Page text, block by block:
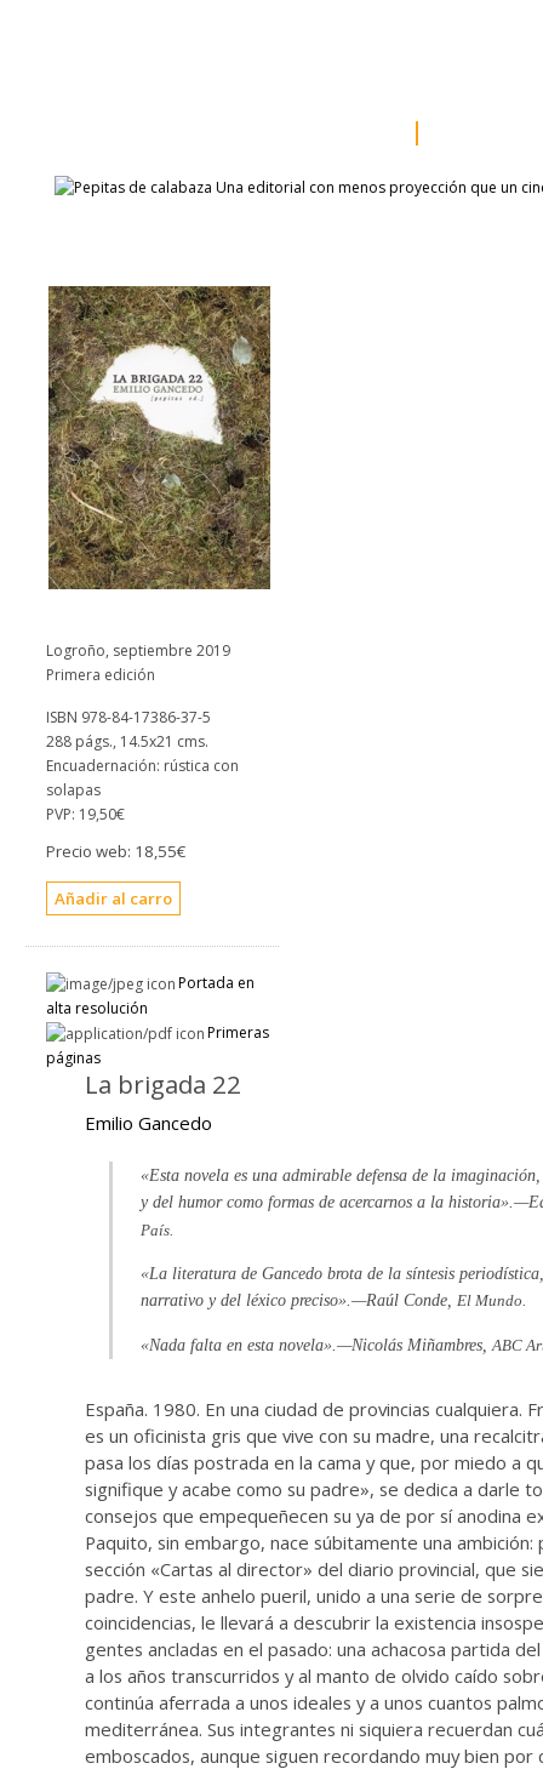
Logroño, septiembre 2019
Primera edición
ISBN 978-84-17386-37-5
288 págs., 14.5x21 cms.
Encuadernación: rústica con
solapas
PVP: 19,50€
Precio web: 18,55€
Portada en
alta resolución
Primeras
páginas
La brigada 22
Emilio Gancedo
«Esta novela es una admirable defensa de la
y del humor como formas de acercarnos a la
País.
«La literatura de Gancedo brota de la síntesis
narrativo y del léxico preciso».—Raúl Conde, El Mundo.
«Nada falta en esta novela».—Nicolás Miñambres, ABC
España. 1980. En una ciudad de provincias cualquiera.
es un oficinista gris que vive con su madre, una
pasa los días postrada en la cama y que, por miedo a
signifique y acabe como su padre», se dedica a darle
consejos que empequeñecen su ya de por sí anodina
Paquito, sin embargo, nace súbitamente una ambición:
sección «Cartas al director» del diario provincial, que
padre. Y este anhelo pueril, unido a una serie de
coincidencias, le llevará a descubrir la existencia
gentes ancladas en el pasado: una achacosa partida
a los años transcurridos y al manto de olvido caído
continúa aferrada a unos ideales y a unos cuantos
mediterránea. Sus integrantes ni siquiera recuerdan
emboscados, aunque siguen recordando muy bien por